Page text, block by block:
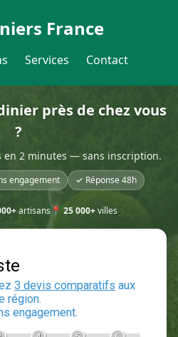
France
Services Contact
près de chez vous
?
en 2 minutes — sans inscription.
engagement ✓ Réponse 48h
artisans📍 25 000+villes